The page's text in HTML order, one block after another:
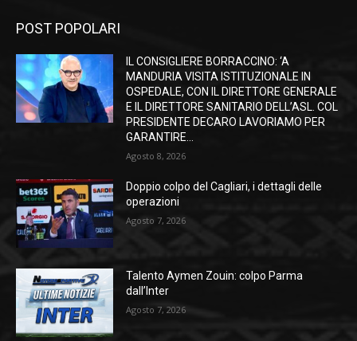
POST POPOLARI
IL CONSIGLIERE BORRACCINO: ‘A
MANDURIA VISITA ISTITUZIONALE IN
OSPEDALE, CON IL DIRETTORE GENERALE
E IL DIRETTORE SANITARIO DELL’ASL. COL
PRESIDENTE DECARO LAVORIAMO PER
GARANTIRE...
Agosto 8, 2026
Doppio colpo del Cagliari, i dettagli delle
operazioni
Agosto 7, 2026
Talento Aymen Zouin: colpo Parma
dall’Inter
Agosto 7, 2026